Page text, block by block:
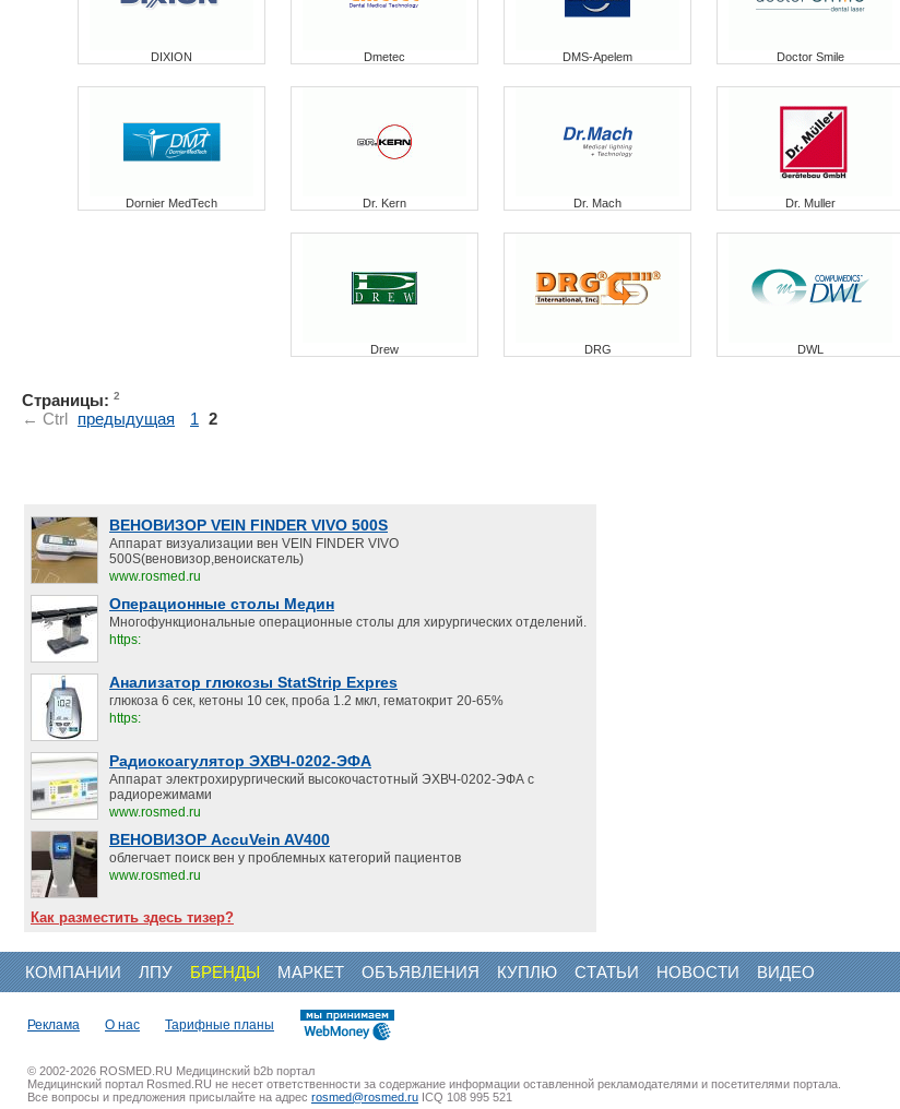
DIXION Dmetec DMS-Apelem Doctor Smile
Dornier MedTech Dr. Kern Dr. Mach Dr. Muller
Drew DRG DWL
Страницы: 2
← Ctrl предыдущая 1 2
ВЕНОВИЗОР VEIN FINDER VIVO 500S
Аппарат визуализации вен VEIN FINDER VIVO
500S(веновизор,веноискатель)
www.rosmed.ru
Операционные столы Медин
Многофункциональные операционные столы для хирургических отделений.
https:
Анализатор глюкозы StatStrip Expres
глюкоза 6 сек, кетоны 10 сек, проба 1.2 мкл, гематокрит 20-65%
https:
Радиокоагулятор ЭХВЧ-0202-ЭФА
Аппарат электрохирургический высокочастотный ЭХВЧ-0202-ЭФА с
радиорежимами
www.rosmed.ru
ВЕНОВИЗОР AccuVein AV400
облегчает поиск вен у проблемных категорий пациентов
www.rosmed.ru
Как разместить здесь тизер?
КОМПАНИИ ЛПУ БРЕНДЫ МАРКЕТ ОБЪЯВЛЕНИЯ КУПЛЮ СТАТЬИ НОВОСТИ ВИДЕО
Реклама О нас Тарифные планы
© 2002-2026 ROSMED.RU Медицинский b2b портал
Медицинский портал Rosmed.RU не несет ответственности за содержание информации оставленной рекламодателями и посетителями портала.
Все вопросы и предложения присылайте на адрес rosmed@rosmed.ru ICQ 108 995 521